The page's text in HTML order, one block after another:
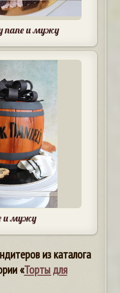
папе и мужу
и мужу
из каталога
«Торты для